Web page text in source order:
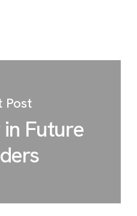
Post
Future